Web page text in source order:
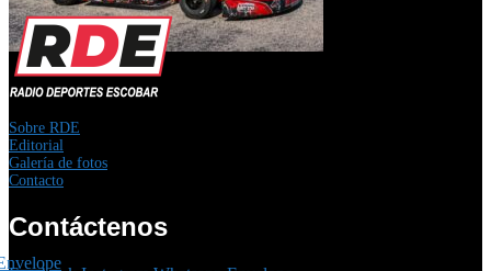
Sobre RDE
Editorial
Galería de fotos
Contacto
Contáctenos